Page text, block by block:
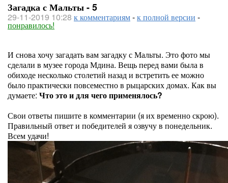
Загадка с Мальты - 5
29-11-2019 10:28 к комментариям-к полной версии -
понравилось!
И снова хочу загадать вам загадку с Мальты. Это фото мы
сделали в музее города Мдина. Вещь перед вами была в
обиходе несколько столетий назад и встретить ее можно
было практически повсеместно в рыцарских домах. Как вы
думаете: Что это и для чего применялось?
Свои ответы пишите в комментарии (я их временно скрою).
Правильный ответ и победителей я озвучу в понедельник.
Всем удачи!